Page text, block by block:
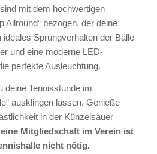
mit dem hochwertigen
Allround“ bezogen, der deine
Sprungverhalten der Bälle
und eine moderne LED-
perfekte Ausleuchtung.
deine Tennisstunde im
ausklingen lassen. Genieße
in der Künzelsauer
Mitgliedschaft im Verein ist
nicht nötig.